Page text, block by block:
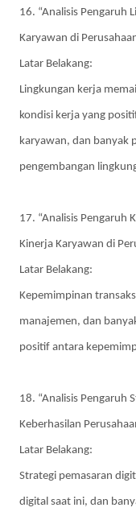
16. “Analisis Pengaruh
Karyawan di
Latar Belakang:
Lingkungan kerja
kondisi kerja yang
karyawan, dan banyak
pengembangan
17. “Analisis Pengaruh
Kinerja Karyawan di
Latar Belakang:
Kepemimpinan
manajemen, dan
positif antara
18. “Analisis Pengaruh
Keberhasilan
Latar Belakang:
Strategi pemasaran
digital saat ini, dan